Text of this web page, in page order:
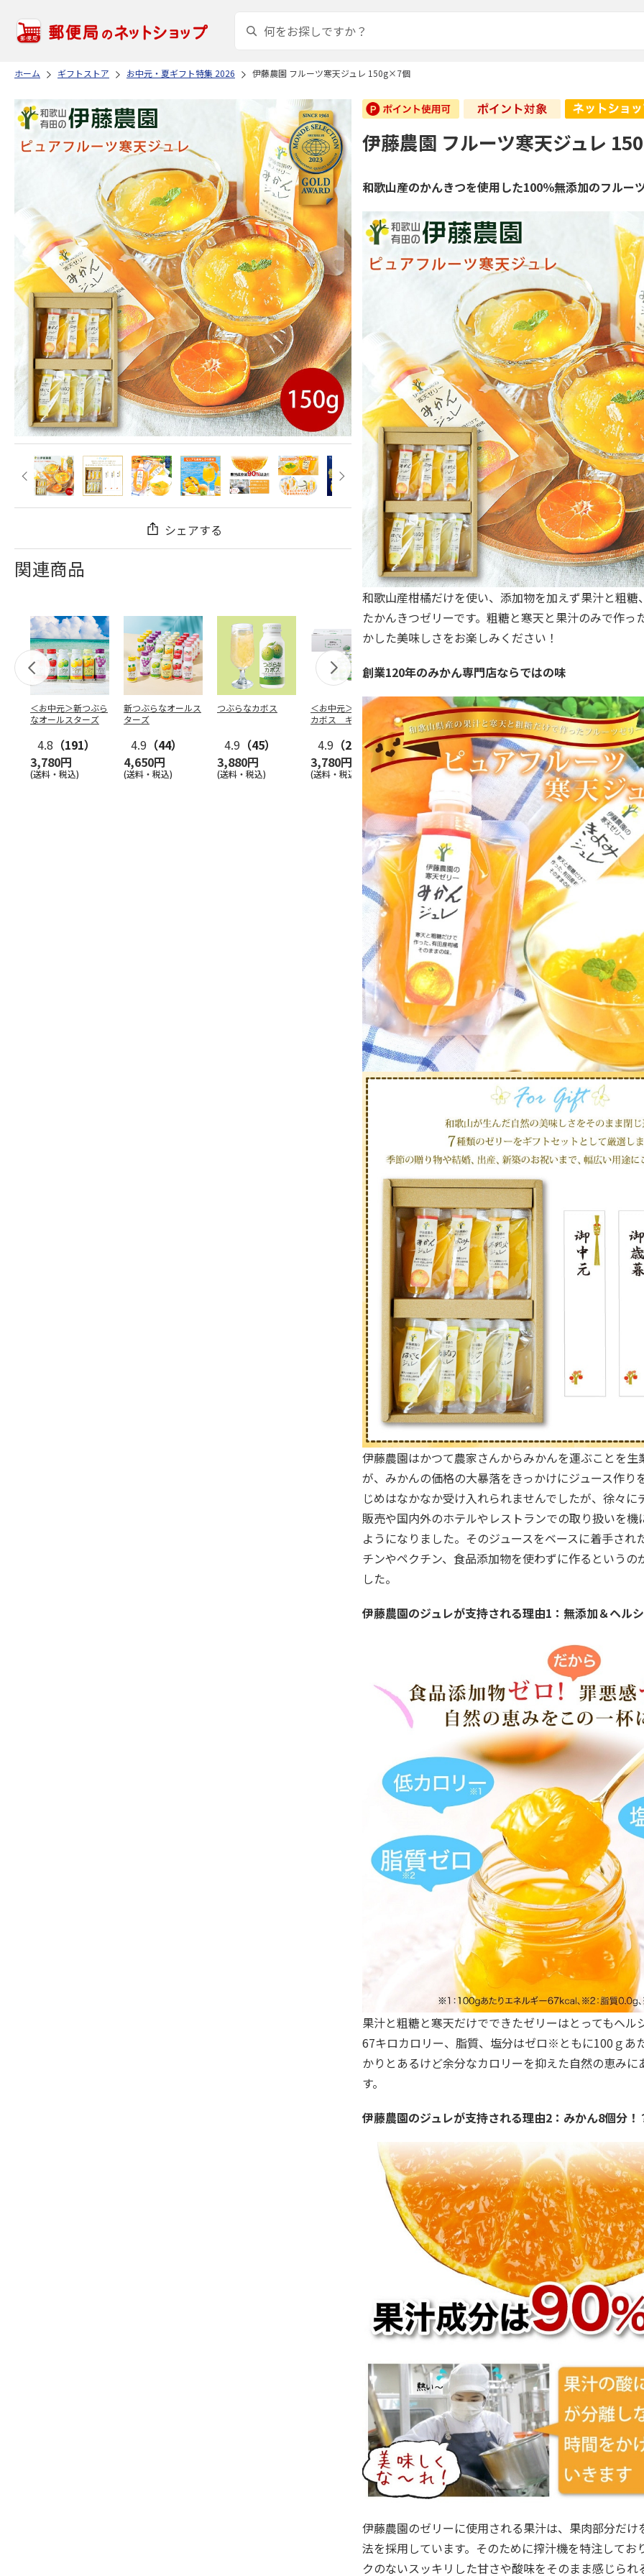
ホーム ギフトストア お中元・夏ギフト特集 2026 伊藤農園 フルーツ寒天ジュレ 150g×7個
シェアする
関連商品
＜お中元＞新つぶら
なオールスターズ
4.8 （191）
3,780円
(送料・税込)
新つぶらなオールス
ターズ
4.9 （44）
4,650円
(送料・税込)
つぶらなカボス
4.9 （45）
3,880円
(送料・税込)
＜お中元＞つぶらな
カボス ギフト
4.9 （28）
3,780円
(送料・税込)
つぶらなパイン
4.9（29）
3,880円
(送料・税込)
＜お中元＞夏のゴク
ゴク４種セット
4.7（19）
3,870円
(送料・税込)
ももうめＡ
4.7（14
2,900円
(送料・税込)
伊藤農園 フルーツ寒天ジュレ
和歌山産のかんきつを使用した100％無添加のフルー
和歌山産柑橘だけを使い、添加物を加えず果汁と粗糖
たかんきつゼリーです。粗糖と寒天と果汁のみで作っ
かした美味しさをお楽しみください！
創業120年のみかん専門店ならではの味
伊藤農園はかつて農家さんからみかんを運ぶことを生
が、みかんの価格の大暴落をきっかけにジュース作り
じめはなかなか受け入れられませんでしたが、徐々に
販売や国内外のホテルやレストランでの取り扱いを機
ようになりました。そのジュースをベースに着手され
チンやペクチン、食品添加物を使わずに作るというの
した。
伊藤農園のジュレが支持される理由1：無添加＆ヘル
果汁と粗糖と寒天だけでできたゼリーはとってもヘル
67キロカロリー、脂質、塩分はゼロ※ともに100ｇあ
かりとあるけど余分なカロリーを抑えた自然の恵みに
す。
伊藤農園のジュレが支持される理由2：みかん8個分！
伊藤農園のゼリーに使用される果汁は、果肉部分だけ
法を採用しています。そのために搾汁機を特注してお
クのないスッキリした甘さや酸味をそのまま感じられ